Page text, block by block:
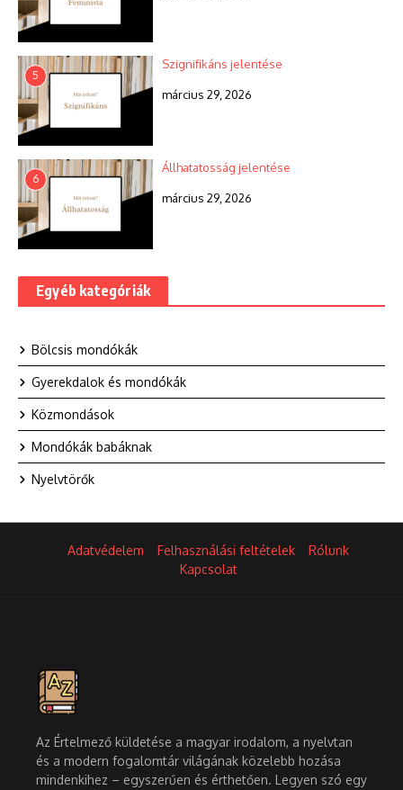
5
Szignifikáns jelentése
március 29, 2026
6
Állhatatosság jelentése
március 29, 2026
Egyéb kategóriák
Bölcsis mondókák
Gyerekdalok és mondókák
Közmondások
Mondókák babáknak
Nyelvtörők
Adatvédelem Felhasználási feltételek
Rólunk
Kapcsolat
Az Értelmező küldetése a magyar irodalom, a nyelvtan
és a modern fogalomtár világának közelebb hozása
mindenkihez – egyszerűen és érthetően. Legyen szó egy